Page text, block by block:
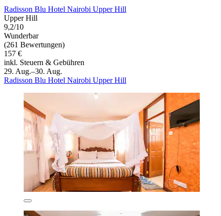
Radisson Blu Hotel Nairobi Upper Hill
Upper Hill
9,2/10
Wunderbar
(261 Bewertungen)
157 €
inkl. Steuern & Gebühren
29. Aug.–30. Aug.
Radisson Blu Hotel Nairobi Upper Hill